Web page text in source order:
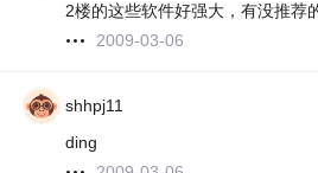
2楼的这些软件好强大，有没推荐
2009-03-06
shhpj11
ding